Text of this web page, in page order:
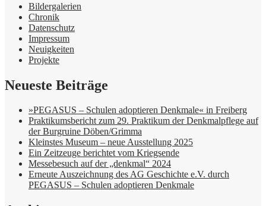
Bildergalerien
Chronik
Datenschutz
Impressum
Neuigkeiten
Projekte
Neueste Beiträge
»PEGASUS – Schulen adoptieren Denkmale« in Freiberg
Praktikumsbericht zum 29. Praktikum der Denkmalpflege auf
der Burgruine Döben/Grimma
Kleinstes Museum – neue Ausstellung 2025
Ein Zeitzeuge berichtet vom Kriegsende
Messebesuch auf der „denkmal“ 2024
Erneute Auszeichnung des AG Geschichte e.V. durch
PEGASUS – Schulen adoptieren Denkmale